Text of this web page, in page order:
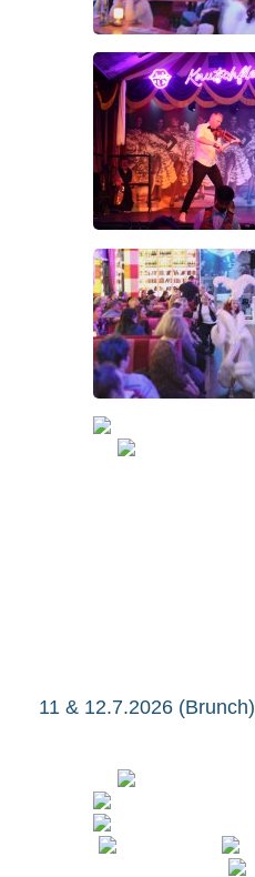
11 & 12.7.2026 (Brunch)